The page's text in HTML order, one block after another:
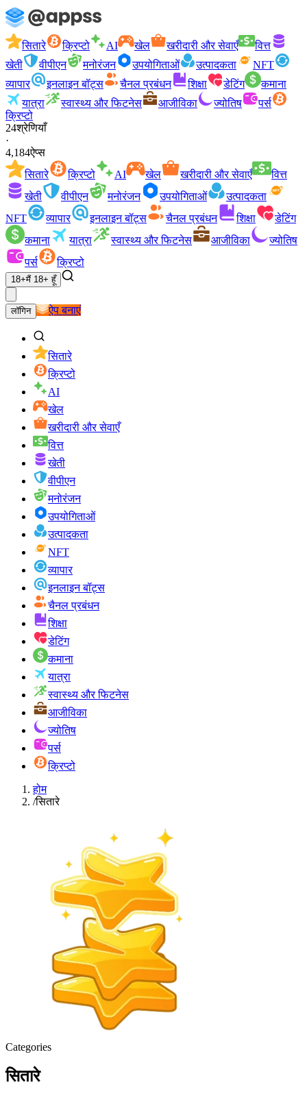
सितारे क्रिप्टो AI खेल खरीदारी और सेवाएँ
वित्त
खेती
वीपीएन मनोरंजन उपयोगिताओं उत्पादकता
NFT
व्यापार
इनलाइन बॉट्स चैनल प्रबंधन शिक्षा डेटिंग
कमाना
यात्रा
स्वास्थ्य और फिटनेस आजीविका ज्योतिष
पर्स
क्रिप्टो
24श्रेणियाँ
·
4,184ऐप्स
सितारे
क्रिप्टो AI खेल खरीदारी और सेवाएँ
वित्त
खेती
वीपीएन मनोरंजन उपयोगिताओं
उत्पादकता
NFT
व्यापार इनलाइन बॉट्स चैनल प्रबंधन शिक्षा
डेटिंग
कमाना
यात्रा स्वास्थ्य और फिटनेस आजीविका
ज्योतिष
पर्स
क्रिप्टो
18+मैं 18+ हूँ
लॉगिन ऐप बनाएं
सितारे
क्रिप्टो
AI
खेल
खरीदारी और सेवाएँ
वित्त
खेती
वीपीएन
मनोरंजन
उपयोगिताओं
उत्पादकता
NFT
व्यापार
इनलाइन बॉट्स
चैनल प्रबंधन
शिक्षा
डेटिंग
कमाना
यात्रा
स्वास्थ्य और फिटनेस
आजीविका
ज्योतिष
पर्स
क्रिप्टो
होम
/सितारे
Categories
सितारे